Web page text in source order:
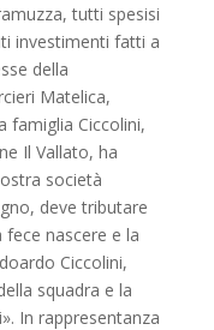
tutti spesisi
investimenti fatti a
della
Matelica,
famiglia Ciccolini,
Il Vallato, ha
società
deve tributare
fece nascere e la
Ciccolini,
squadra e la
In rappresentanza